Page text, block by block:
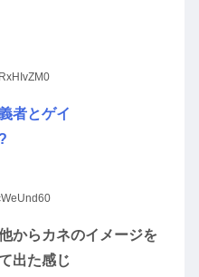
者とゲイ
からカネのイメージを
出た感じ